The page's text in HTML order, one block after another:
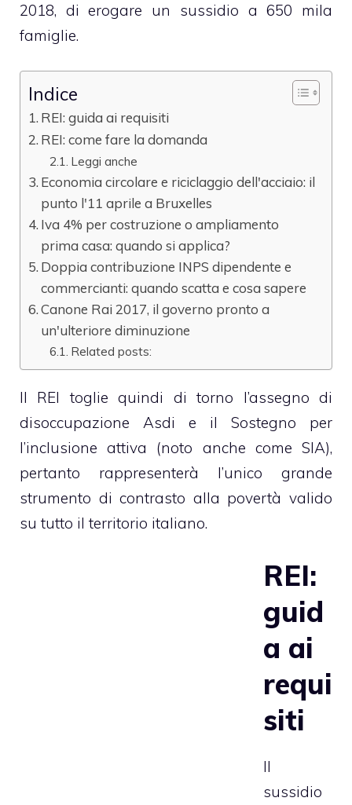
2018, di erogare un sussidio a 650 mila
famiglie.
Indice
REI: guida ai requisiti
REI: come fare la domanda
Leggi anche
Economia circolare e riciclaggio dell'acciaio: il
punto l'11 aprile a Bruxelles
Iva 4% per costruzione o ampliamento
prima casa: quando si applica?
Doppia contribuzione INPS dipendente e
commercianti: quando scatta e cosa sapere
Canone Rai 2017, il governo pronto a
un'ulteriore diminuzione
Related posts:
Il REI toglie quindi di torno l’assegno di
disoccupazione Asdi e il Sostegno per
l’inclusione attiva (noto anche come SIA),
pertanto rappresenterà l’unico grande
strumento di contrasto alla povertà valido
su tutto il territorio italiano.
REI:
guid
a ai
requi
siti
Il
sussidio